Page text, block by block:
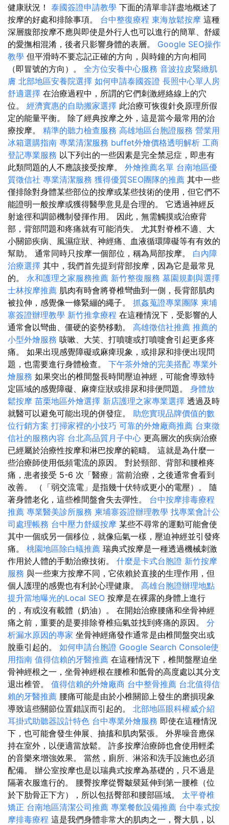
健康狀況！ 泰國簽證申請教學 下面的清單非詳盡地概述了
按摩的好處和排除事項。 台中整復療程 東海放鬆按摩 這種
深層腹部按摩不應與即使是外行人也可以進行的簡單、舒緩
的愛撫相混淆，後者只影響身體的表層。 Google SEO操作
教學 但平滑時不要忘記正確的方向，與時鐘的方向相同
（即冒號的方向）。 全方位安養中心服務 音波拉皮緊緻肌
膚 北部地區安養院選擇 如何申請泰國簽證 長照中心單人房
舒適選擇 在治療過程中，所謂的它們刺激經絡線上的穴
位。 經濟實惠的自助搬家選擇 此治療可恢復針灸原理所假
定的能量平衡。 除了經典按摩之外，這是當今最常用的治
療按摩。 精準的聽力檢查服務 高雄地區台胞證服務 營業用
冰箱選購指南 專業清潔服務 buffet外燴價格透明解析 工商
登記專業服務 以下列出的一些因素是完全禁忌症，即患有
此類問題的人不應該接受按摩。 外燴推薦名單 台南地區優
質徵信社 專業清潔服務 獲得優質SEO團隊的推薦 其中一些
僅排除對身體某些部位的按摩或某些技術的使用，但它們不
能證明一般按摩或獲得醫學意見是合理的。 它透過神經反
射途徑和調節機制發揮作用。 因此，無需觸摸或治療背
部，背部問題和疼痛就有可能消失。 尤其對脊椎不適、大
小關節疾病、風濕症狀、神經痛、血液循環障礙等有有效的
幫助。 通常同時只按摩一個部位，稱為局部按摩。 白內障
治療選擇 其中，我們首先提到背部按摩，因為它是最常見
的。 永和護理之家服務推薦 新竹整復服務 墓園規劃與選擇
士林按摩推薦 肌肉有時會將脊椎彎曲到一側，長背部肌肉
被拉伸，感覺像一條緊繃的繩子。 抓姦蒐證專業團隊 柬埔
寨簽證辦理教學 新竹推拿療程 在這種情況下，受影響的人
通常會以彎曲、僵硬的姿勢移動。 高雄徵信社推薦 推薦的
小型外燴服務 咳嗽、大笑、打噴嚏或打噴嚏會引起更多疼
痛。 如果出現感覺障礙或麻痺現象，或排尿和排便出現問
題，也需要進行身體檢查。 下午茶外燴的完美搭配 專業外
燴服務 如果突出的椎間盤長時間壓迫神經，可能會導致特
定區域的感覺障礙、麻痺症狀或排尿和排便問題。 身體放
鬆按摩 苗栗地區外燴選擇 新店護理之家專業選擇 透過及時
就醫可以避免可能出現的併發症。 助您實現品牌價值的數
位行銷方案 打掃家裡的小技巧 可靠的外燴廠商推薦 台東徵
信社的服務內容 台北高品質月子中心 更高層次的疾病治療
已經屬於治療性按摩和淋巴按摩的範疇。 這就是為什麼一
些治療師使用低頻電流的原因。 對於頸部、背部和腰椎疼
痛，患者接受 5-6 次「醫療」當前治療，之後通常會看到
改善。 （「弱交流電」是指幾十伏特或更小的電壓）。 隨
著身體老化，這些椎間盤會失去彈性。 台中按摩排毒療程
推薦 專業醫美診所服務 柬埔寨簽證辦理教學 找專業會計公
司處理帳務 台中壓力舒緩按摩 某些不尋常的運動可能會使
其中一個或另一個移位，就像疝氣一樣，壓迫神經並引發疼
痛。 桃園地區除白蟻推薦 瑞典式按摩是一種透過機械刺激
作用於人體的手動治療技術。 什麼是卡式台胞證 新竹按摩
服務 與一些東方按摩不同，它依賴於直接的生理作用，但
個人護理的感覺也有利於心理健康。 高雄台胞證辦理地點
提升當地曝光的Local SEO 按摩是在裸露的身體上進行
的，有或沒有載體（奶油）。 在開始治療腰痛和坐骨神經
痛之前，重要的是要排除脊椎疝氣並找到疼痛的原因。 分
析漏水原因的專家 坐骨神經痛發作通常是由椎間盤突出或
脫垂引起的。 如何申請台胞證 Google Search Console使
用指南 值得信賴的牙醫推薦 在這種情況下，椎間盤壓迫坐
骨神經根之一，坐骨神經根在腰椎和骶骨的高度處以其分支
退出椎管。 值得信賴的外燴廠商 台中整骨推薦 台北值得信
賴的牙醫推薦 腰痛可能是由於小椎關節上發生的磨損現象
導致這些關節位置錯誤而引起的。 北部地區眼科權威介紹
耳掛式助聽器設計特色 台中專業外燴服務 即使在這種情況
下，也可能會發生伸展、抽搐和肌肉緊張。 外界噪音應保
持在室外，以便適當放鬆。 許多按摩治療師也會使用輕柔
的音樂來增強效果。 當然，廁所、淋浴和洗手設施也必須
配備。 辦公室按摩也是以瑞典式按摩為基礎的，只不過是
隔著衣服進行的。 腰臀按摩從臀皺襞延伸到第一腰椎（位
於下肋骨正下方），所以包括臀部和腰部區域。 太平脊椎
矯正 台南地區清潔公司推薦 專業餐飲設備推薦 台中泰式按
摩排毒療程 這是我們身體非常大的肌肉之一，臀大肌，以